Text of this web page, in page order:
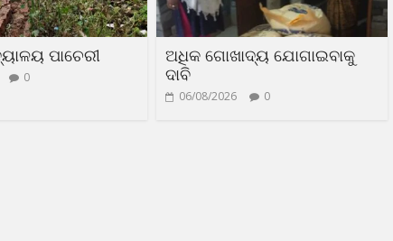
ପାଚେରୀ
0
ଅଧିକ ଗୋଖାଦ୍ୟ ଯୋଗାଇବାକୁ
ଦାବି
06/08/2026 0